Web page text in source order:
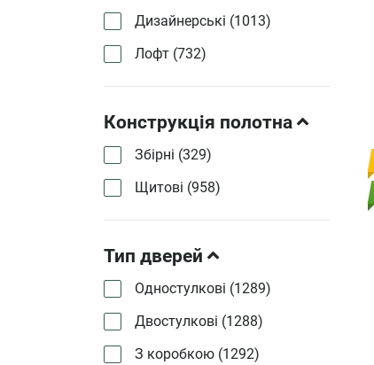
Дизайнерські (1013)
Лофт (732)
Конструкція полотна
Збірні (329)
Щитові (958)
Тип дверей
Одностулкові (1289)
Двостулкові (1288)
З коробкою (1292)